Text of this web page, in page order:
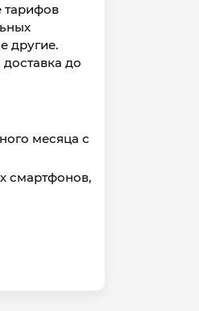
тарифов
другие.
до
месяца с
смартфонов,